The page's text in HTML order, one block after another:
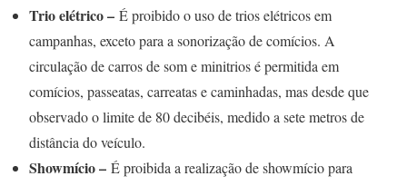
Trio elétrico – É proibido o uso de trios elétricos em
campanhas, exceto para a sonorização de comícios. A
circulação de carros de som e minitrios é permitida em
comícios, passeatas, carreatas e caminhadas, mas desde que
observado o limite de 80 decibéis, medido a sete metros de
distância do veículo.
Showmício – É proibida a realização de showmício para